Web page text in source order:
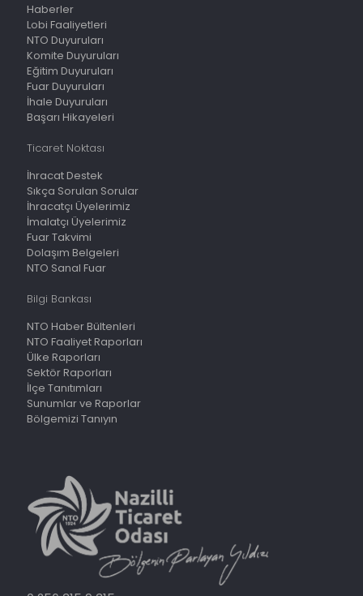
Haberler
Lobi Faaliyetleri
NTO Duyuruları
Komite Duyuruları
Eğitim Duyuruları
Fuar Duyuruları
İhale Duyuruları
Başarı Hikayeleri
Ticaret Noktası
İhracat Destek
Sıkça Sorulan Sorular
İhracatçı Üyelerimiz
İmalatçı Üyelerimiz
Fuar Takvimi
Dolaşım Belgeleri
NTO Sanal Fuar
Bilgi Bankası
NTO Haber Bültenleri
NTO Faaliyet Raporları
Ülke Raporları
Sektör Raporları
İlçe Tanıtımları
Sunumlar ve Raporlar
Bölgemizi Tanıyın